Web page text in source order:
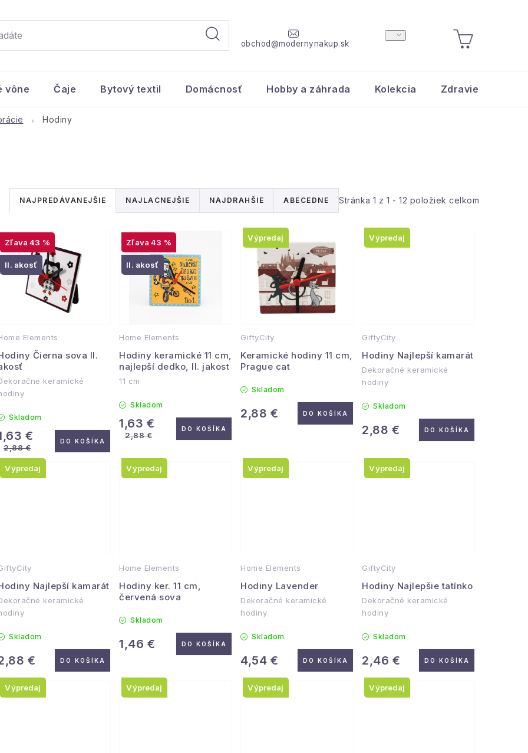
obchod@modernynakup.sk
NÁKUPNÝ
KOŠÍK
vône Čaje Bytový textil Domácnosť Hobby a záhrada Kolekcia Zdravie a krása
Hodiny
Stránka 1 z 1 - 12 položiek celkom
R
a
d
e
e
p
r
o
d
u
k
NAJPREDÁVANEJŠIE NAJLACNEJŠIE NAJDRAHŠIE ABECEDNE
V
ý
p
k
t
Elements
Čierna sova II.
43 %
II. akosť
keramické
Skladom
€
2,88 €
DO KOŠÍKA
Home Elements
Hodiny keramické 11 cm,
najlepší dedko, II. jakost
43 %
II. akosť
11 cm
Skladom
1,63 €
2,88 €
DO KOŠÍKA
GiftyCity
Keramické hodiny 11 cm,
Prague cat
Výpredaj
Skladom
2,88 € DO KOŠÍKA
GiftyCity
Hodiny Najlepší kamarát
Výpredaj
Dekoračné keramické
hodiny
Skladom
2,88 € DO KOŠÍKA
Najlepší kamarát
Výpredaj
keramické
Skladom
€ DO KOŠÍKA
Home Elements
Hodiny ker. 11 cm,
červená sova
Výpredaj
Skladom
1,46 € DO KOŠÍKA
Home Elements
Hodiny Lavender
Výpredaj
Dekoračné keramické
hodiny
Skladom
4,54 € DO KOŠÍKA
GiftyCity
Hodiny Najlepšie tatínko
Výpredaj
Dekoračné keramické
hodiny
Skladom
2,46 € DO KOŠÍKA
Výpredaj Výpredaj Výpredaj Výpredaj